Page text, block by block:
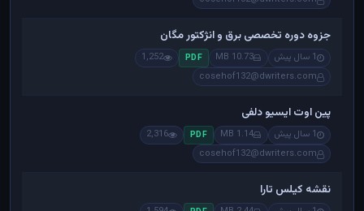
جزوه دوره تخصصی برق و انژکتور مگان
1 سال پیش 10.73 MB
PDF
1,252
cosehof132@dwriters.com
پین اوت ایسیو دلفی
1 سال پیش 1.14 MB
PDF
2,316
cosehof132@dwriters.com
نقشه کیلس تارا